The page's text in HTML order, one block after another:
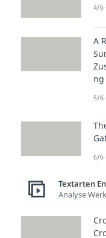
4/6
A
ng
5/6
6/6
Textarten
Analyse